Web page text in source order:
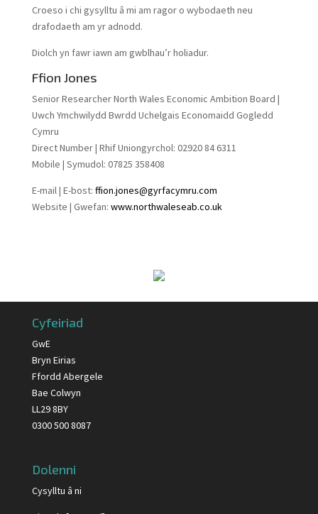
Croeso i chi gysylltu â mi am ragor o wybodaeth neu
drafodaeth am yr adnodd.
Diolch yn fawr iawn am gwblhau’r holiadur.
Ffion Jones
Senior Researcher North Wales Economic Ambition Board |
Uwch Ymchwilydd Bwrdd Uchelgais Economaidd Gogledd
Cymru
Direct Number | Rhif Uniongyrchol: 02920 84 6311
Mobile | Symudol: 07825 358408
E-mail | E-bost: ffion.jones@gyrfacymru.com
Website | Gwefan: www.northwaleseab.co.uk
Cyfeiriad
GwE
Bryn Eirias
Ffordd Abergele
Bae Colwyn
LL29 8BY
0300 500 8087
Dolenni
Cysylltu â ni